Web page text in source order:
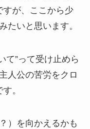
すが、ここから少
たいと思います。
て”って受け止めら
人公の苦労をクロ
。
）を向かえるかも